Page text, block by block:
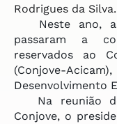
Rodrigues da Silva.
Neste ano, as
passaram a
reservados ao
(Conjove-
Desenvolvimento
Na reunião
Conjove, o